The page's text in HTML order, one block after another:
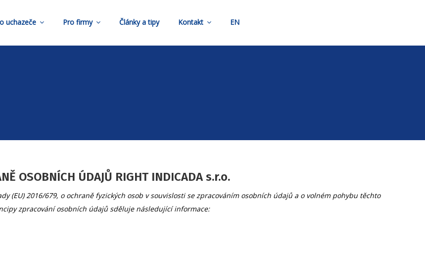
uchazeče Pro firmy Články a tipy Kontakt EN
OSOBNÍCH ÚDAJŮ RIGHT INDICADA s.r.o.
(EU) 2016/679, o ochraně fyzických osob v souvislosti se zpracováním osobních údajů a o volném pohybu těchto
zpracování osobních údajů sděluje následující informace: